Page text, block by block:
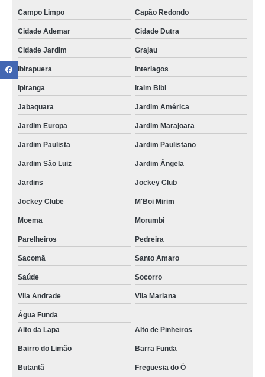
Campo Limpo Capão Redondo
Cidade Ademar Cidade Dutra
Cidade Jardim Grajau
Ibirapuera Interlagos
Ipiranga Itaim Bibi
Jabaquara Jardim América
Jardim Europa Jardim Marajoara
Jardim Paulista Jardim Paulistano
Jardim São Luiz Jardim Ângela
Jardins Jockey Club
Jockey Clube M'Boi Mirim
Moema Morumbi
Parelheiros Pedreira
Sacomã Santo Amaro
Saúde Socorro
Vila Andrade Vila Mariana
Água Funda
Alto da Lapa
Alto de Pinheiros
Bairro do Limão Barra Funda
Butantã Freguesia do Ó